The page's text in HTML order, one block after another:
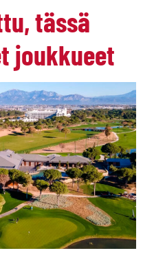
tässä
joukkueet